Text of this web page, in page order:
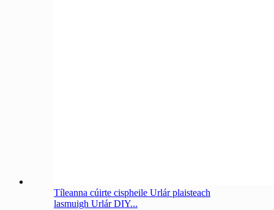
Tíleanna cúirte cispheile Urlár plaisteach
lasmuigh Urlár DIY...